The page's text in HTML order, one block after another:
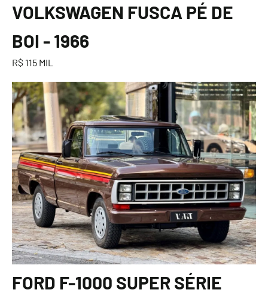
VOLKSWAGEN FUSCA PÉ DE
BOI - 1966
R$ 115 MIL
FORD F-1000 SUPER SÉRIE